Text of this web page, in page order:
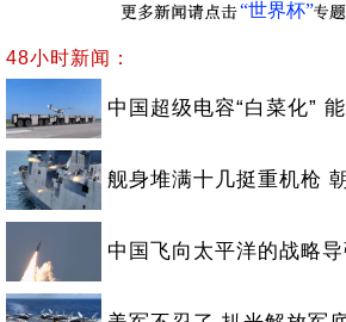
“世界杯”
48小时新闻：
中国超级电容“白菜化”
舰身堆满十几挺重机枪
中国飞向太平洋的战略